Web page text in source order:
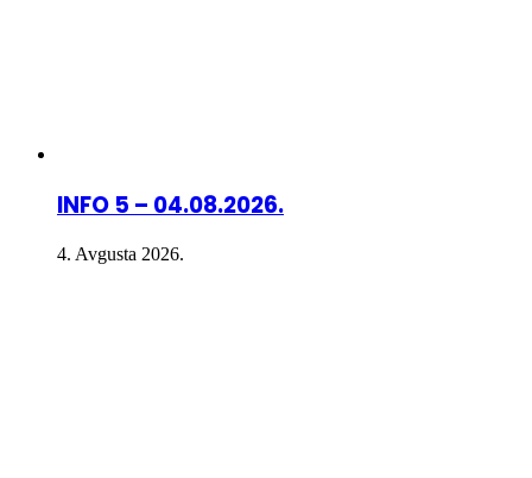
INFO 5 – 04.08.2026.
4. Avgusta 2026.